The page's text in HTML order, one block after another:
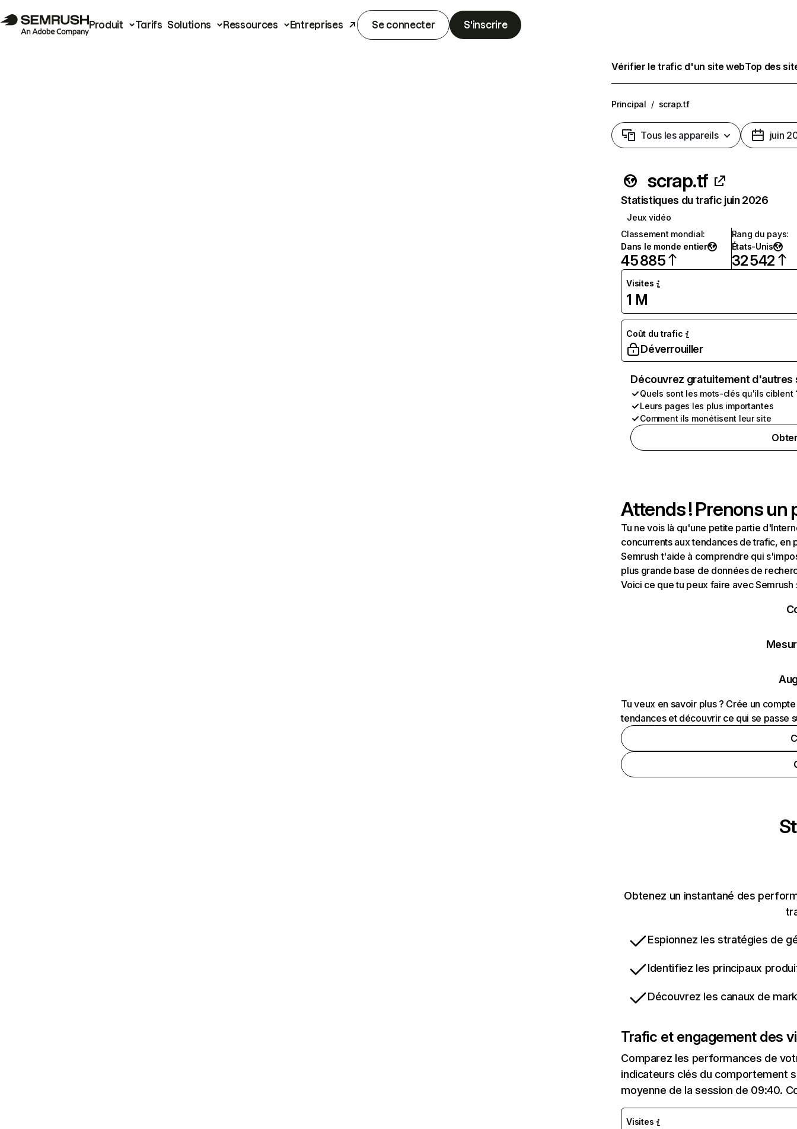
Produit Tarifs Solutions Ressources Entreprises Se connecter S'inscrire
Vérifier le trafic d'un site webTop des
Principal / scrap.tf
Tous les appareils juin
scrap.tf
Statistiques du trafic juin 2026
Jeux vidéo
Classement mondial:
Dans le monde entier
45 885
Rang du pays:
États-Unis
32 542
Visites
1 M
Coût du trafic
Déverrouiller
Découvrez gratuitement
Quels sont les mots-clés qu'ils ciblent
Leurs pages les plus importantes
Comment ils monétisent leur site
Attends ! Prenons un
Tu ne vois là qu'une petite partie
concurrents aux tendances de trafic, en
Semrush t'aide à comprendre qui
plus grande base de données de
Voici ce que tu peux faire avec Semrush
Tu veux en savoir plus ? Crée un
tendances et découvrir ce qui se passe
Obtenez un instantané des
Espionnez les stratégies de
Identifiez les principaux
Découvrez les canaux de
Trafic et engagement des
Comparez les performances de
indicateurs clés du comportement
moyenne de la session de 09:40.
Visites